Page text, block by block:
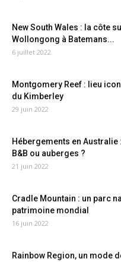
New South Wales : la côte
Wollongong à Batemans...
6 juillet 2022
Montgomery Reef : lieu
du Kimberley
29 juin 2022
Hébergements en Australie
B&B ou auberges ?
21 juin 2022
Cradle Mountain : un parc
patrimoine mondial
16 juin 2022
Rainbow Region, un mode